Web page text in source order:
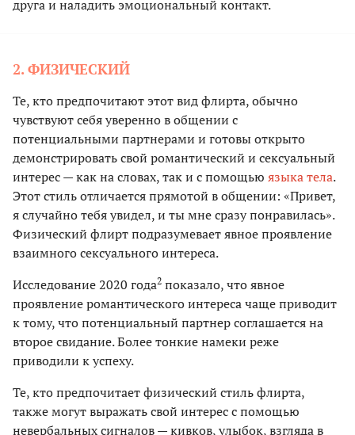
друга и наладить эмоциональный контакт.
2. ФИЗИЧЕСКИЙ
Те, кто предпочитают этот вид флирта, обычно
чувствуют себя уверенно в общении с
потенциальными партнерами и готовы открыто
демонстрировать свой романтический и сексуальный
интерес — как на словах, так и с помощью языка тела.
Этот стиль отличается прямотой в общении: «Привет,
я случайно тебя увидел, и ты мне сразу понравилась».
Физический флирт подразумевает явное проявление
взаимного сексуального интереса.
Исследование 2020 года2 показало, что явное
проявление романтического интереса чаще приводит
к тому, что потенциальный партнер соглашается на
второе свидание. Более тонкие намеки реже
приводили к успеху.
Те, кто предпочитает физический стиль флирта,
также могут выражать свой интерес с помощью
невербальных сигналов — кивков, улыбок, взгляда в